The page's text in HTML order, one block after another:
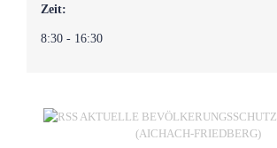
Zeit:
8:30 - 16:30
AKTUELLE
(AICHACH-FRIEDBERG)